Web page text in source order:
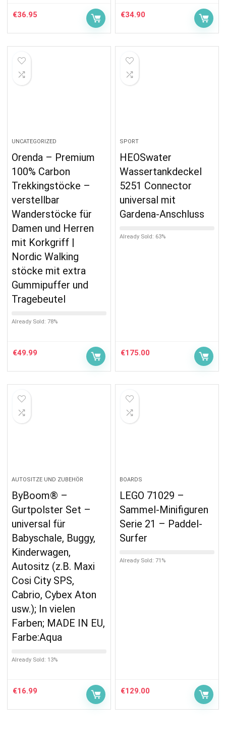
€36.95 €34.90
UNCATEGORIZED
Orenda – Premium
100% Carbon
Trekkingstöcke –
verstellbar
Wanderstöcke für
Damen und Herren
mit Korkgriff |
Nordic Walking
stöcke mit extra
Gummipuffer und
Tragebeutel
Already Sold: 78%
€49.99
SPORT
HEOSwater
Wassertankdeckel
5251 Connector
universal mit
Gardena-Anschluss
Already Sold: 63%
€175.00
AUTOSITZE UND ZUBEHÖR
ByBoom® –
Gurtpolster Set –
universal für
Babyschale, Buggy,
Kinderwagen,
Autositz (z.B. Maxi
Cosi City SPS,
Cabrio, Cybex Aton
usw.); In vielen
Farben; MADE IN EU,
Farbe:Aqua
Already Sold: 13%
€16.99
BOARDS
LEGO 71029 –
Sammel-Minifiguren
Serie 21 – Paddel-
Surfer
Already Sold: 71%
€129.00